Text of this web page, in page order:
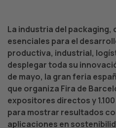
La industria del packaging,
esenciales para el
productiva, industrial,
desplegar toda su
de mayo, la gran feria
que organiza Fira de
expositores directos y
para mostrar resultados
aplicaciones en